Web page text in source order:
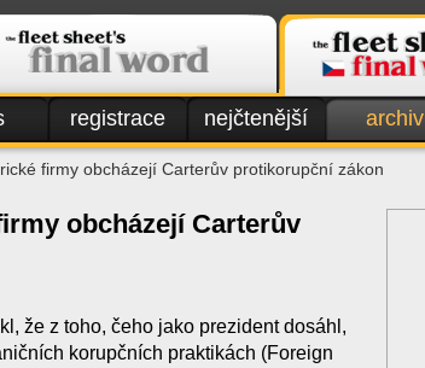
registrace nejčtenější archiv
firmy obcházejí Carterův protikorupční zákon
obcházejí Carterův
že z toho, čeho jako prezident dosáhl,
korupčních praktikách (Foreign